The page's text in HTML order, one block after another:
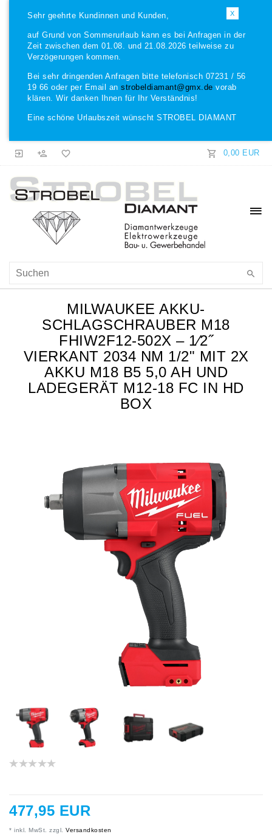
X
Sehr geehrte Kundinnen und Kunden,
auf Grund von Sommerurlaub kann es bei Anfragen in der
Zeit zwischen dem 01.08. und 21.08.2026 teilweise zu
Verzögerungen kommen.
Bei sehr dringenden Anfragen bitte telefonisch 07231 / 56
19 66 oder per Email an strobeldiamant@gmx.de vorab
klären. Wir danken Ihnen für Ihr Verständnis!
Eine schöne Urlaubszeit wünscht STROBEL DIAMANT
0,00 EUR
MILWAUKEE AKKU-
SCHLAGSCHRAUBER M18
FHIW2F12-502X – 1⁄2˝
VIERKANT 2034 NM 1/2" MIT 2X
AKKU M18 B5 5,0 AH UND
LADEGERÄT M12-18 FC IN HD
BOX
477,95 EUR
* inkl. MwSt. zzgl. Versandkosten